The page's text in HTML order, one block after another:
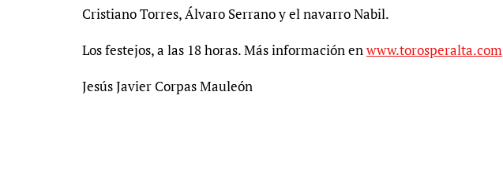
Cristiano Torres, Álvaro Serrano y el navarro Nabil.
Los festejos, a las 18 horas. Más información enwww.torosperalta.com
Jesús Javier Corpas Mauleón